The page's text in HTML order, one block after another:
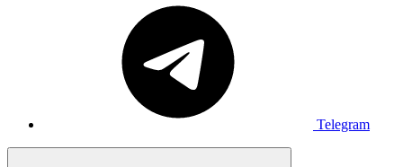
Telegram